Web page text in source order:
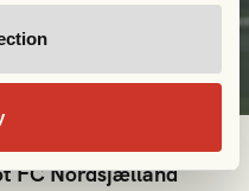
FC Nordsjælland